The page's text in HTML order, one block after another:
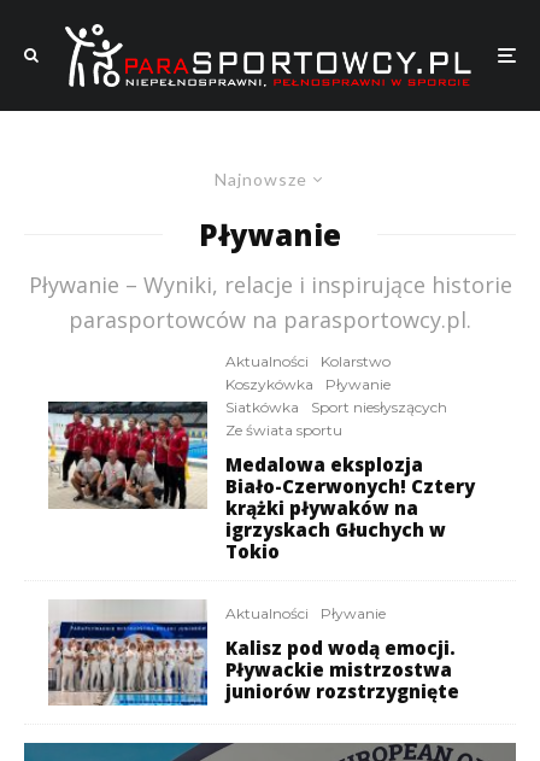
Najnowsze
Pływanie
Pływanie – Wyniki, relacje i inspirujące historie
parasportowców na parasportowcy.pl.
Aktualności
Kolarstwo
Koszykówka
Pływanie
Siatkówka
Sport niesłyszących
Ze świata sportu
Medalowa eksplozja
Biało-Czerwonych! Cztery
krążki pływaków na
igrzyskach Głuchych w
Tokio
Aktualności Pływanie
Kalisz pod wodą emocji.
Pływackie mistrzostwa
juniorów rozstrzygnięte